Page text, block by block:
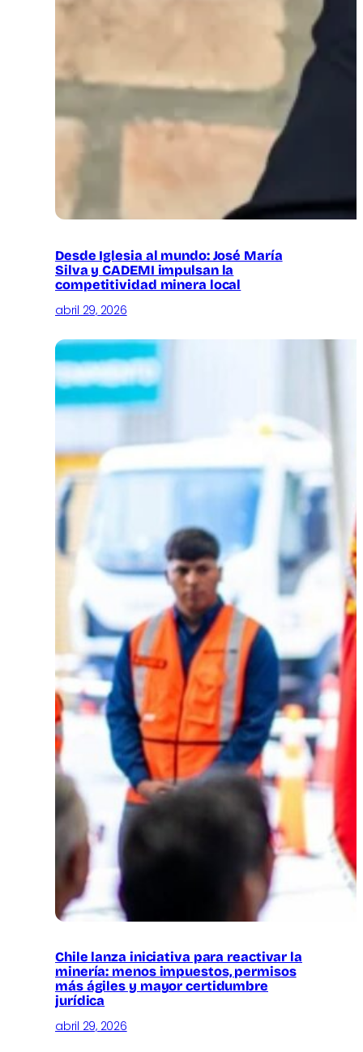
Desde Iglesia al mundo: José María
Silva y CADEMI impulsan la
competitividad minera local
abril 29, 2026
Chile lanza iniciativa para reactivar la
minería: menos impuestos, permisos
más ágiles y mayor certidumbre
jurídica
abril 29, 2026